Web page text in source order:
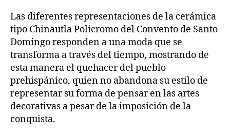
Las diferentes representaciones de la cerámica
tipo Chinautla Policromo del Convento de Santo
Domingo responden a una moda que se
transforma a través del tiempo, mostrando de
esta manera el quehacer del pueblo
prehispánico, quien no abandona su estilo de
representar su forma de pensar en las artes
decorativas a pesar de la imposición de la
conquista.